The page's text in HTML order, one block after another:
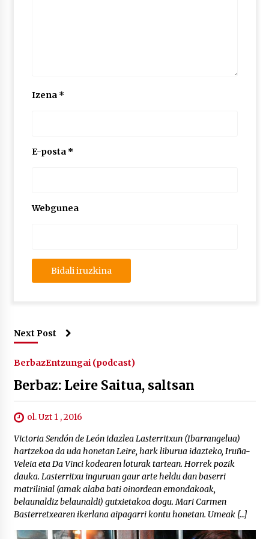
Izena *
E-posta *
Webgunea
Next Post
BerbazEntzungai (podcast)
Berbaz: Leire Saitua, saltsan
ol. Uzt 1 , 2016
Victoria Sendón de León idazlea Lasterritxun (Ibarrangelua)
hartzekoa da uda honetan Leire, hark liburua idazteko, Iruña-
Veleia eta Da Vinci kodearen loturak tartean. Horrek pozik
dauka. Lasterritxu inguruan gaur arte heldu dan baserri
matrilinial (amak alaba bati oinordean emondakoak,
belaunaldiz belaunaldi) gutxietakoa dogu. Mari Carmen
Basterretxearen ikerlana aipagarri kontu honetan. Umeak […]